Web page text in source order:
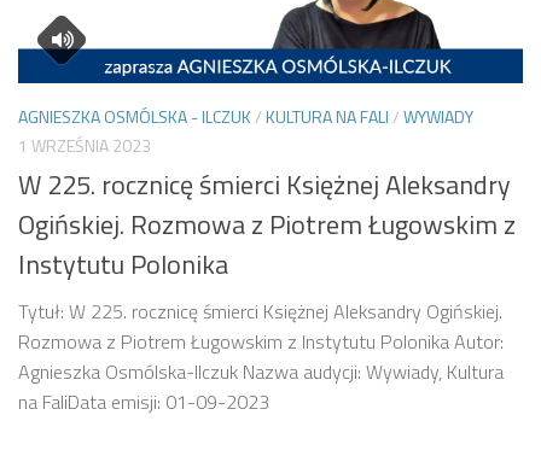
AGNIESZKA OSMÓLSKA - ILCZUK/KULTURA NA FALI/WYWIADY
1 WRZEŚNIA 2023
W 225. rocznicę śmierci Księżnej Aleksandry
Ogińskiej. Rozmowa z Piotrem Ługowskim z
Instytutu Polonika
Tytuł: W 225. rocznicę śmierci Księżnej Aleksandry Ogińskiej.
Rozmowa z Piotrem Ługowskim z Instytutu Polonika Autor:
Agnieszka Osmólska-Ilczuk Nazwa audycji: Wywiady, Kultura
na FaliData emisji: 01-09-2023